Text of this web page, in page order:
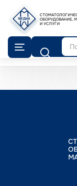
ОБОРУДОВАНИЕ,
И УСЛУГИ
Поиск